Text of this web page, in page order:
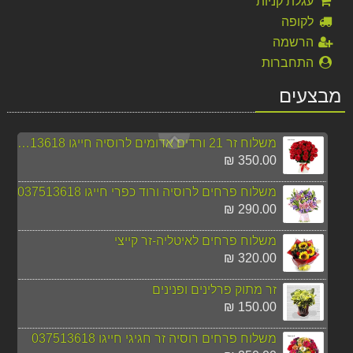
לקופה
הרשמה
התחברות
מבצעים
390.00 ₪
295.00 ₪
משלוח זר 21 ורדים אדומים לרוסיה חייגו 037513618
350.00 ₪
משלוח פרחים לרוסיה ורוד כפרי חייגו 037513618
290.00 ₪
משלוח פרחים לאיטליה-זר קייצי
320.00 ₪
זר מתוק פרלינים ופנינים
150.00 ₪
משלוח פרחים רוסיה זר חגיגי חייגו 037513618